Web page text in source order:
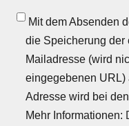
Mit dem Absenden
die Speicherung der
Mailadresse (wird
eingegebenen URL)
Adresse wird bei
Mehr Informationen: